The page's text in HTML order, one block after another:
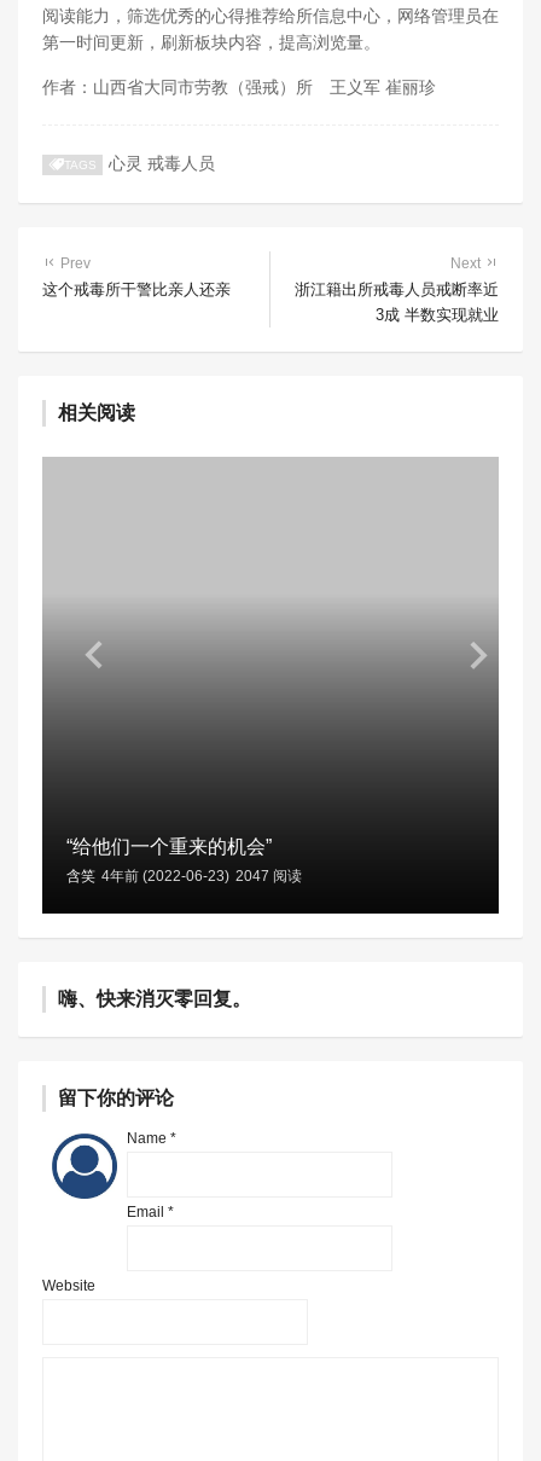
阅读能力， 筛选优秀的心得推荐给所信息中心，网络管理员在
第一时间更新， 刷新板块内容，提高浏览量。
作者：山西省大同市劳教（强戒）所 王义军 崔丽珍
TAGS 心灵 戒毒人员
Prev
这个戒毒所干警比亲人还亲
Next
浙江籍出所戒毒人员戒断率近
3成 半数实现就业
相关阅读
“给他们一个重来的机会”
含笑 4年前 (2022-06-23) 2047 阅读
嗨、快来消灭零回复。
留下你的评论
Name *
Email *
Website